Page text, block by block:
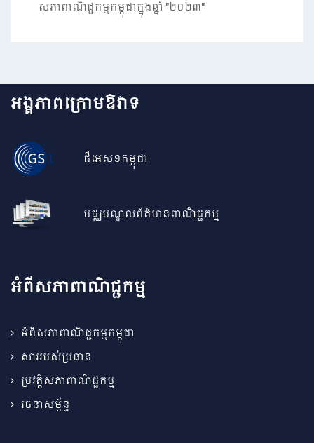
សភាពាណិជ្ជកម្មកម្ពុជាក្នុងឆ្នាំ "២០២៣"
អង្គភាពក្រោមឱវាទ
ជីអេស១កម្ពុជា
មជ្ឈមណ្ឌលព័ត៌មានពាណិជ្ជកម្ម
អំពីសភាពាណិជ្ជកម្ម
អំពីសភាពាណិជ្ជកម្មកម្ពុជា
សាររបស់ប្រធាន
ប្រវត្តិសភាពាណិជ្ជកម្ម
រចនាសម្ព័ន្ធ